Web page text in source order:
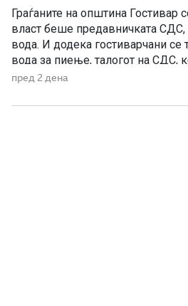
Граѓаните на општина Гостивар
власт беше предавничката СДС,
вода. И додека гостиварчани се
вода за пиење, талогот на СДС,
загриженост, само за да ќари
анализи, во повеќе наврати во
пред 2 дена